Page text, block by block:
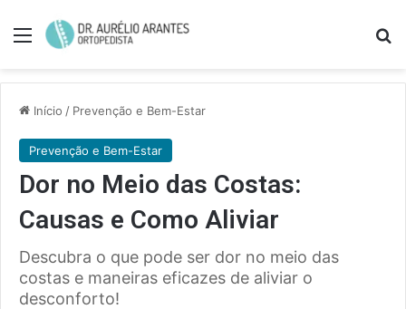
Menu
Início / Prevenção e Bem-Estar
Prevenção e Bem-Estar
Dor no Meio das Costas:
Causas e Como Aliviar
Descubra o que pode ser dor no meio das
costas e maneiras eficazes de aliviar o
desconforto!